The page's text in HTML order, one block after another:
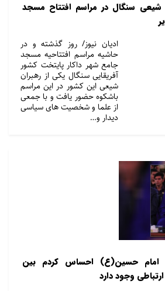
شیعی سنگال در مراسم افتتاح مسجد
ادیان نیوز/ روز گذشته و در
حاشیه مراسم افتتاحیه مسجد
جامع شهر داکار پایتخت کشور
آفریقایی سنگال یکی از رهبران
شیعی این کشور در این مراسم
باشکوه حضور یافت و با جمعی
از علما و شخصیت های سیاسی
دیدار و…
امام حسین(ع) احساس کردم بین
وجود دارد